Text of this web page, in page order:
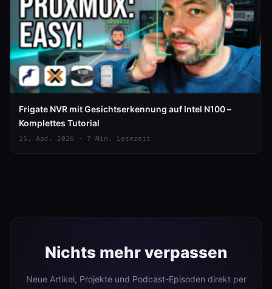
Frigate NVR mit Gesichtserkennung auf Intel N100 –
Komplettes Tutorial
15. Apr. 2026 · 7 Min. Lesezeit
Nichts mehr verpassen
Neue Artikel, Projekte und Podcast-Episoden direkt per